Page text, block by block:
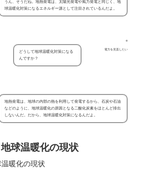
うん、そうだね。地熱発電は、太陽光発電や風力発電と同じく、地
球温暖化対策になるエネルギー源として注目されているんだよ。
電力を見直したい
どうして地球温暖化対策になる
んですか？
地熱発電は、地球の内部の熱を利用して発電するから、石炭や石油
などのように、地球温暖化の原因となる二酸化炭素をほとんど排出
しないんだ。だから、地球温暖化対策になるんだよ。
地球温暖化の現状